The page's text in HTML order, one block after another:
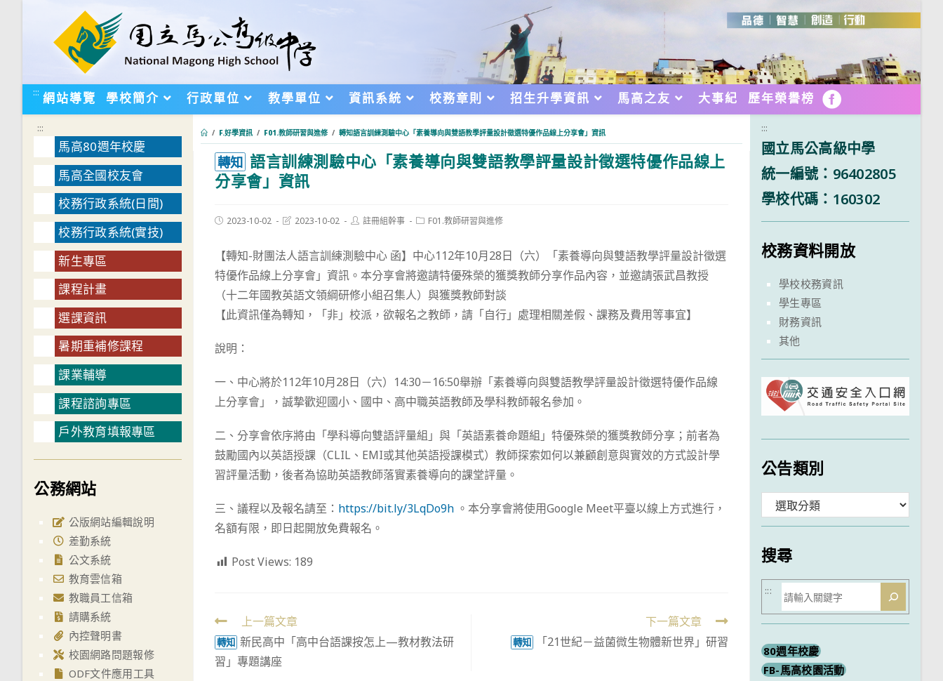
::: 網站導覽 學校簡介 行政單位 教學單位 資訊系統 校務章則 招生升學資訊 馬高之友 大事紀 歷年榮譽榜 FB
/ F.好學資訊 / F01.教師研習與進修 / 轉知語言訓練測驗中心「素養導向與雙語教學評量設計徵選特優作品線上分享會」資訊
轉知 語言訓練測驗中心「素養導向與雙語教學評量設計徵選特優作品線上
分享會」資訊
Post2023-10-02
Post2023-10-02
Post註冊組幹事
PostF01.教師研習與進修
【轉知-財團法人語言訓練測驗中心 函】中心112年10月28日（六）「素養導向與雙語教學評量設計徵選
特優作品線上分享會」資訊。本分享會將邀請特優殊榮的獲獎教師分享作品內容，並邀請張武昌教授
（十二年國教英語文領綱研修小組召集人）與獲獎教師對談
【此資訊僅為轉知，「非」校派，欲報名之教師，請「自行」處理相關差假、課務及費用等事宜】
說明：
一、中心將於112年10月28日（六）14:30－16:50舉辦「素養導向與雙語教學評量設計徵選特優作品線
上分享會」，誠摯歡迎國小、國中、高中職英語教師及學科教師報名參加。
二、分享會依序將由「學科導向雙語評量組」與「英語素養命題組」特優殊榮的獲獎教師分享；前者為
鼓勵國內以英語授課（CLIL、EMI或其他英語授課模式）教師探索如何以兼顧創意與實效的方式設計學
習評量活動，後者為協助英語教師落實素養導向的課堂評量。
三、議程以及報名請至： https://bit.ly/3LqDo9h 。本分享會將使用Google Meet平臺以線上方式進行，
名額有限，即日起開放免費報名。
Post Views: 189
Read
more
articles
上一篇文章
轉知 新民高中「高中台語課按怎上—教材教法研
習」專題講座
下一篇文章
轉知 「21世紀－益菌微生物體新世界」研習
:::
馬高80週年校慶
馬高全國校友會
校務行政系統(日間)
校務行政系統(實技)
新生專區
課程計畫
選課資訊
暑期重補修課程
課業輔導
課程諮詢專區
戶外教育填報專區
公務網站
公版網站編輯說明
差勤系統
公文系統
教育雲信箱
教職員工信箱
請購系統
內控聲明書
校園網路問題報修
ODF文件應用工具
:::
國立馬公高級中學
統一編號：96402805
學校代碼：160302
校務資料開放
學校校務資訊
學生專區
財務資訊
其他
公告類別
類
搜尋
搜
尋
:::
80週年校慶
FB-馬高校園活動